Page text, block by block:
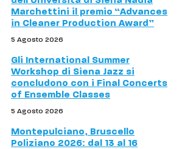
Marchettini il premio “Advances
in Cleaner Production Award”
5 Agosto 2026
Gli International Summer
Workshop di Siena Jazz si
concludono con i Final Concerts
of Ensemble Classes
5 Agosto 2026
Montepulciano, Bruscello
Poliziano 2026: dal 13 al 16